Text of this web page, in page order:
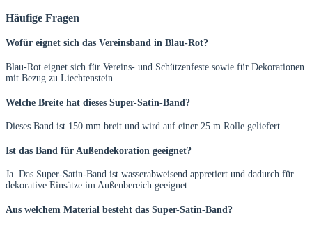
Häufige Fragen
Wofür eignet sich das Vereinsband in Blau-Rot?
Blau-Rot eignet sich für Vereins- und Schützenfeste sowie für Dekorationen
mit Bezug zu Liechtenstein.
Welche Breite hat dieses Super-Satin-Band?
Dieses Band ist 150 mm breit und wird auf einer 25 m Rolle geliefert.
Ist das Band für Außendekoration geeignet?
Ja. Das Super-Satin-Band ist wasserabweisend appretiert und dadurch für
dekorative Einsätze im Außenbereich geeignet.
Aus welchem Material besteht das Super-Satin-Band?